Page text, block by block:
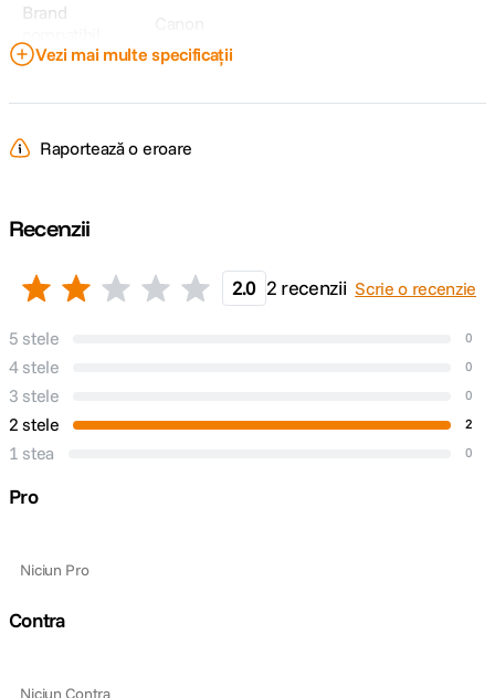
Brand
Acumulator
Model
DETALII PRODUCATOR
Cod producator 1000 177.8
Vezi mai multe specificații
Raportează o eroare
Recenzii
2.0 2 recenzii Scrie o recenzie
5 stele 0
4 stele 0
3 stele 0
2 stele 2
1 stea 0
Pro
Niciun Pro
Contra
Niciun Contra